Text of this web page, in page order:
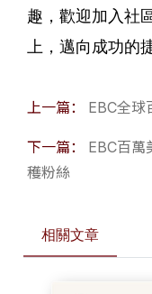
趣，歡迎加入社
上，邁向成功的
上一篇： EBC全球
下一篇：
EBC百萬
穫粉絲
相關文章